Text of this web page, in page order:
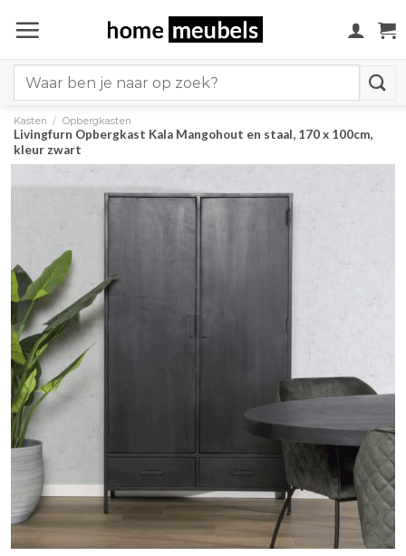
naar
for:
Kasten / Opbergkasten
Livingfurn Opbergkast Kala Mangohout en staal, 170 x 100cm,
kleur zwart